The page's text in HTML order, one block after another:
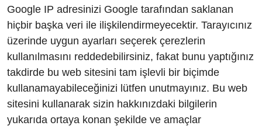
Google IP adresinizi Google tarafından saklanan
hiçbir başka veri ile ilişkilendirmeyecektir. Tarayıcınız
üzerinde uygun ayarları seçerek çerezlerin
kullanılmasını reddedebilirsiniz, fakat bunu yaptığınız
takdirde bu web sitesini tam işlevli bir biçimde
kullanamayabileceğinizi lütfen unutmayınız. Bu web
sitesini kullanarak sizin hakkınızdaki bilgilerin
yukarıda ortaya konan şekilde ve amaçlar